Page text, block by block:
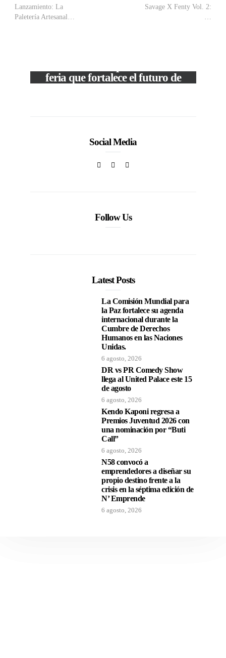
Lanzamiento: La
Paletería Artesanal…
Savage X Fenty Vol. 2:
…
feria que fortalece el futuro de
Social Media
Follow Us
Latest Posts
La Comisión Mundial para
la Paz fortalece su agenda
internacional durante la
Cumbre de Derechos
Humanos en las Naciones
Unidas.
6 agosto, 2026
DR vs PR Comedy Show
llega al United Palace este 15
de agosto
6 agosto, 2026
Kendo Kaponi regresa a
Premios Juventud 2026 con
una nominación por “Buti
Call”
6 agosto, 2026
N58 convocó a
emprendedores a diseñar su
propio destino frente a la
crisis en la séptima edición de
N’ Emprende
6 agosto, 2026